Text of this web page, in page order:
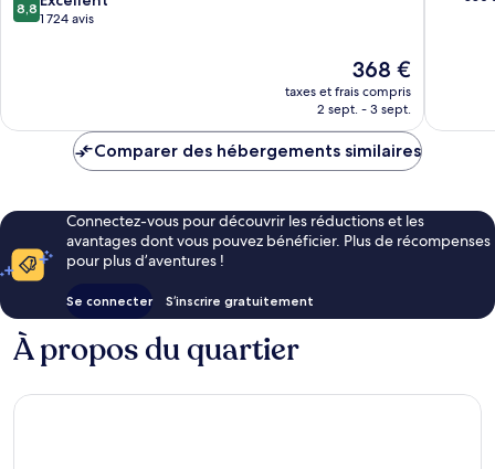
KEF
sur
8,8
1 724 avis
Le
nouveau
prix
de
368 €
taxes et frais compris
2 sept. - 3 sept.
Comparer des hébergements similaires
Connectez-vous pour découvrir les réductions et les
avantages dont vous pouvez bénéficier. Plus de récompenses
pour plus d’aventures !
Se connecter S’inscrire gratuitement
À propos du quartier